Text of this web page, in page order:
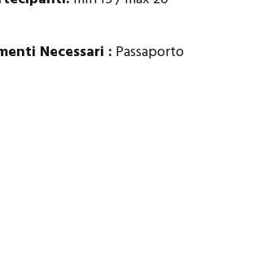
Necessari : Passaporto